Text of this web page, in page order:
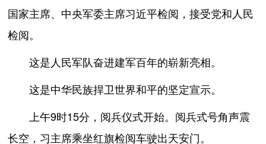
国家主席、中央军委主席习近平检阅，接受党和人民
检阅。
这是人民军队奋进建军百年的崭新亮相。
这是中华民族捍卫世界和平的坚定宣示。
上午9时15分，阅兵仪式开始。阅兵式号角声震
长空，习主席乘坐红旗检阅车驶出天安门。